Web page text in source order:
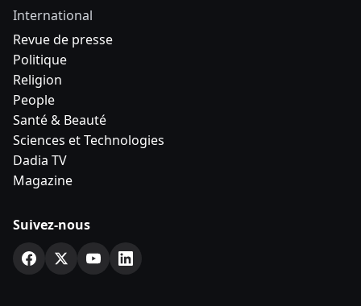
International
Revue de presse
Politique
Religion
People
Santé & Beauté
Sciences et Technologies
Dadia TV
Magazine
Suivez-nous